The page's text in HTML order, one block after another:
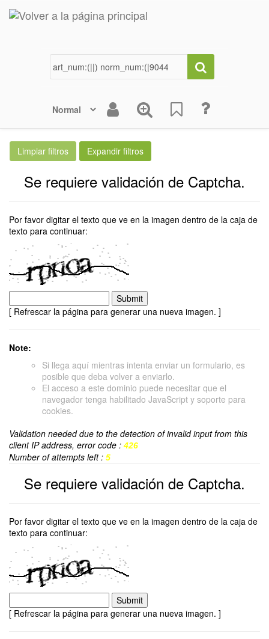
Se requiere validación de Captcha.
Por favor digitar el texto que ve en la imagen dentro de la caja de
texto para continuar:
[ Refrescar la página para generar una nueva imagen. ]
Note:
Si llega aquí mientras intenta enviar un formulario, es
posible que deba volver a enviarlo.
El acceso a este dominio puede necesitar que el
navegador tenga habilitado JavaScript y soporte para
cookies.
Validation needed due to the detection of invalid input from this
client IP address, error code : 426
Number of attempts left : 5
Se requiere validación de Captcha.
Por favor digitar el texto que ve en la imagen dentro de la caja de
texto para continuar:
[ Refrescar la página para generar una nueva imagen. ]